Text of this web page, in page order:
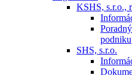
KSHS, s.r.o.,
podniku
SHS, s.r.o.